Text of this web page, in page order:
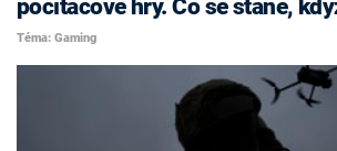
počítačové hry. Co se stane,
Téma: Gaming